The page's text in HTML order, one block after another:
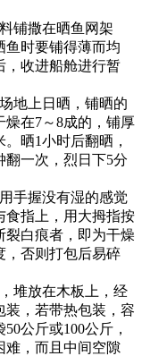
铺撒在晒鱼网架
鱼时要铺得薄而均
，收进船舱进行暂
地上日晒，铺晒的
燥在7～8成的，铺厚
。晒1小时后翻晒，
翻一次，烈日下5分
手握没有湿的感觉
食指上，用大拇指按
裂白痕者，即为干燥
，否则打包后易碎
堆放在木板上，经
装，若带热包装，容
50公斤或100公斤，
难，而且中间空隙